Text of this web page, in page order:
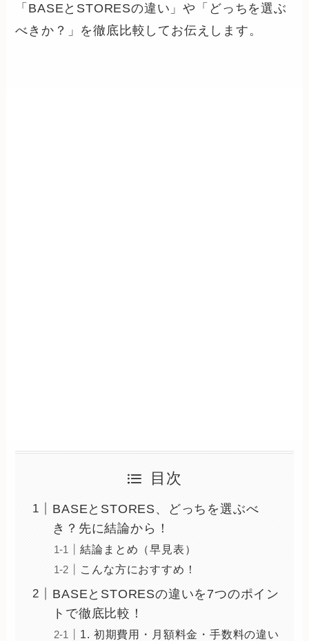
「BASEとSTORESの違い」や「どっちを選ぶ
べきか？」を徹底比較してお伝えします。
目次
BASEとSTORES、どっちを選ぶべ
き？先に結論から！
結論まとめ（早見表）
こんな方におすすめ！
BASEとSTORESの違いを7つのポイン
トで徹底比較！
1. 初期費用・月額料金・手数料の違い